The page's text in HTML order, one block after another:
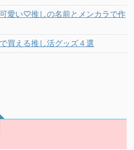
愛い♡推しの名前とメンカラで作
買える推し活グッズ４選